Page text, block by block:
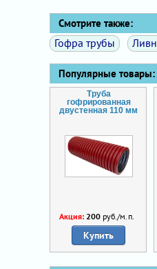
Смотрите также:
Гофра трубы
Популярные товары:
Труба
гофрированная
двустенная 110 мм
Акция: 200руб./м.п.
Купить